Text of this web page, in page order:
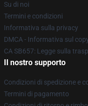
Su di noi
Termini e condizioni
Informativa sulla privacy
DMCA - Informativa sul
CA SB657: Legge sulla
Il nostro supporto
Condizioni di spedizione e
Termini di pagamento